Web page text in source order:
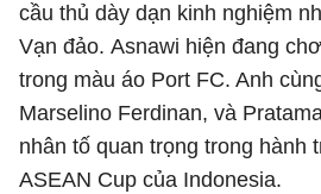
cầu thủ dày dạn kinh nghiệm
Vạn đảo. Asnawi hiện đang
trong màu áo Port FC. Anh
Marselino Ferdinan, và
nhân tố quan trọng trong hành
ASEAN Cup của Indonesia.